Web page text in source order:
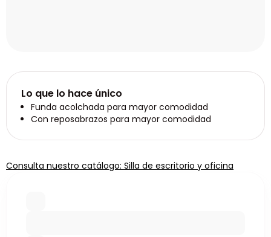
Lo que lo hace único
Funda acolchada para mayor comodidad
Con reposabrazos para mayor comodidad
Consulta nuestro catálogo: Silla de escritorio y oficina